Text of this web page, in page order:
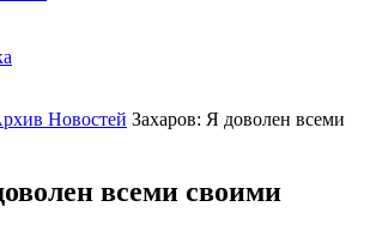
Новостей Захаров: Я доволен всеми
всеми своими